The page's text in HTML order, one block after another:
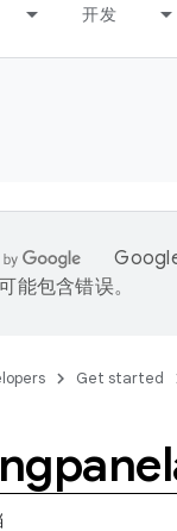
开发
能包含错误。
Get started